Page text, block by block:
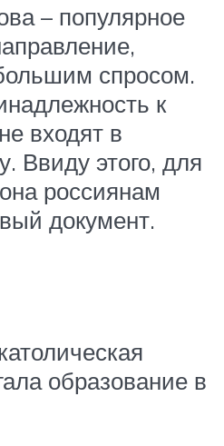
– популярное
спросом.
к
входят в
Ввиду этого, для
россиянам
документ.
образование в